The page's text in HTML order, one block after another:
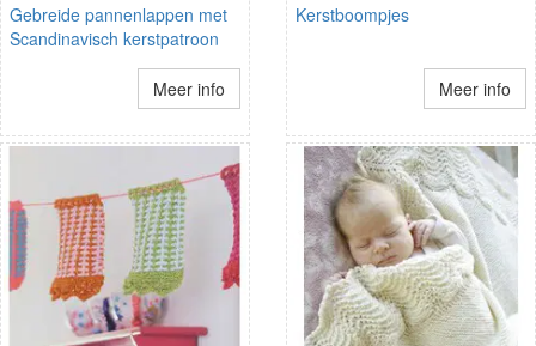
Gebreide pannenlappen met
Scandinavisch kerstpatroon
Meer info
Kerstboompjes
Meer info